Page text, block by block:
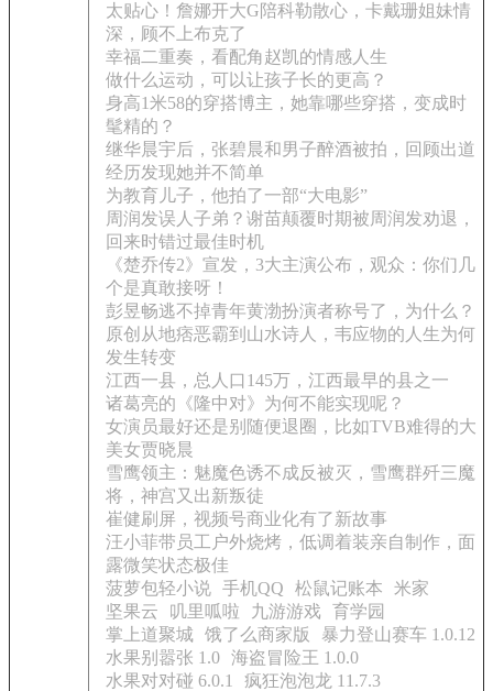
太贴心！詹娜开大G陪科勒散心，卡戴珊姐妹情
深，顾不上布克了
幸福二重奏，看配角赵凯的情感人生
做什么运动，可以让孩子长的更高？
身高1米58的穿搭博主，她靠哪些穿搭，变成时
髦精的？
继华晨宇后，张碧晨和男子醉酒被拍，回顾出道
经历发现她并不简单
为教育儿子，他拍了一部“大电影”
周润发误人子弟？谢苗颠覆时期被周润发劝退，
回来时错过最佳时机
《楚乔传2》宣发，3大主演公布，观众：你们几
个是真敢接呀！
彭昱畅逃不掉青年黄渤扮演者称号了，为什么？
原创从地痞恶霸到山水诗人，韦应物的人生为何
发生转变
江西一县，总人口145万，江西最早的县之一
诸葛亮的《隆中对》为何不能实现呢？
女演员最好还是别随便退圈，比如TVB难得的大
美女贾晓晨
雪鹰领主：魅魔色诱不成反被灭，雪鹰群歼三魔
将，神宫又出新叛徒
崔健刷屏，视频号商业化有了新故事
汪小菲带员工户外烧烤，低调着装亲自制作，面
露微笑状态极佳
菠萝包轻小说 手机QQ 松鼠记账本
米家
坚果云
叽里呱啦 九游游戏
育学园
掌上道聚城
饿了么商家版
暴力登山赛车 1.0.12
水果别嚣张 1.0 海盗冒险王 1.0.0
水果对对碰 6.0.1
疯狂泡泡龙 11.7.3